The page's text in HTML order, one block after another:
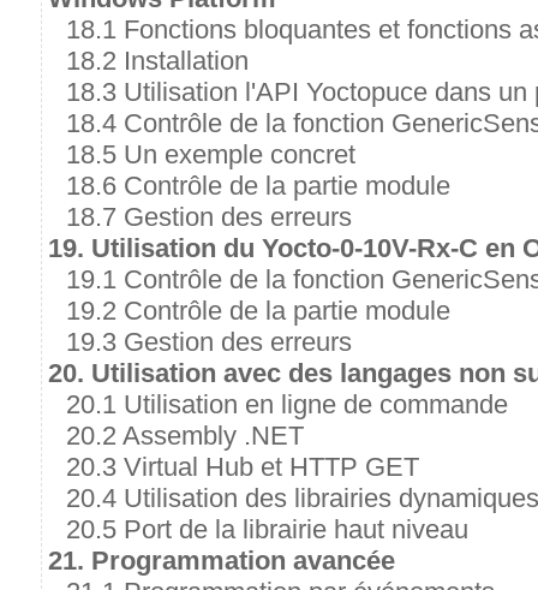
18.1 Fonctions bloquantes et fonctions
18.2 Installation
18.3 Utilisation l'API Yoctopuce dans
18.4 Contrôle de la fonction
18.5 Un exemple concret
18.6 Contrôle de la partie module
18.7 Gestion des erreurs
19. Utilisation du Yocto-0-10V-Rx-C en
19.1 Contrôle de la fonction
19.2 Contrôle de la partie module
19.3 Gestion des erreurs
20. Utilisation avec des langages non
20.1 Utilisation en ligne de commande
20.2 Assembly .NET
20.3 Virtual Hub et HTTP GET
20.4 Utilisation des librairies dynamiques
20.5 Port de la librairie haut niveau
21. Programmation avancée